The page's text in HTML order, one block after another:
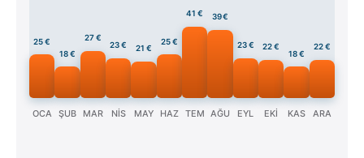
25 €
OCA
18 €
ŞUB
27 €
MAR
23 €
NİS
21 €
MAY
25 €
HAZ
41 €
TEM
39 €
AĞU
23 €
EYL
22 €
EKİ
18 €
KAS
22 €
ARA